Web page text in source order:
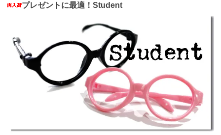
プレゼントに最適！Student